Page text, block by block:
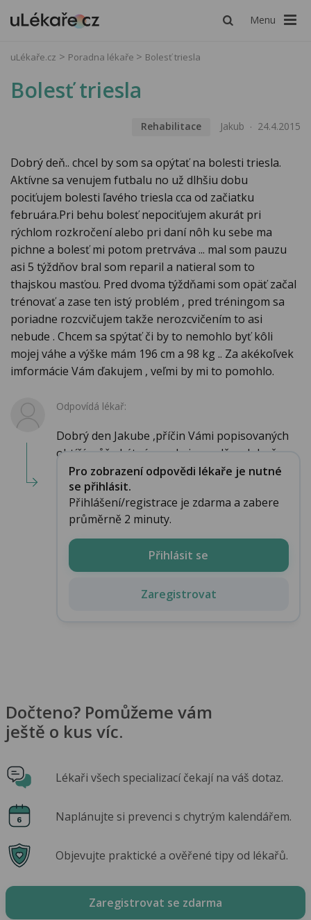
Menu
uLékaře.cz Poradna lékaře Bolesť triesla
Bolesť triesla
Rehabilitace Jakub 24.4.2015
Dobrý deň.. chcel by som sa opýtať na bolesti triesla.
Aktívne sa venujem futbalu no už dlhšiu dobu
pociťujem bolesti ľavého triesla cca od začiatku
februára.Pri behu bolesť nepociťujem akurát pri
rýchlom rozkročení alebo pri daní nôh ku sebe ma
pichne a bolesť mi potom pretrváva ... mal som pauzu
asi 5 týždňov bral som reparil a natieral som to
thajskou masťou. Pred dvoma týždňami som opäť začal
trénovať a zase ten istý problém , pred tréningom sa
poriadne rozcvičujem takže nerozcvičením to asi
nebude . Chcem sa spýtať či by to nemohlo byť kôli
mojej váhe a výške mám 196 cm a 98 kg .. Za akékoľvek
imformácie Vám ďakujem , veľmi by mi to pomohlo.
Odpovídá lékař:
Dobrý den Jakube ,příčin Vámi popisovaných
obtíží může být více ,velmi pravděpodobně ...
Pro zobrazení odpovědi lékaře je nutné
se přihlásit.
Přihlášení/registrace je zdarma a zabere
průměrně 2 minuty.
Přihlásit se
Zaregistrovat
Dočteno? Pomůžeme vám
ještě o kus víc.
Lékaři všech specializací čekají na váš dotaz.
Naplánujte si prevenci s chytrým kalendářem.
Objevujte praktické a ověřené tipy od lékařů.
Zaregistrovat se zdarma